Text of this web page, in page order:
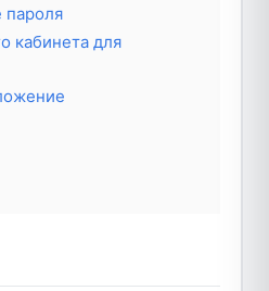
пароля
кабинета для